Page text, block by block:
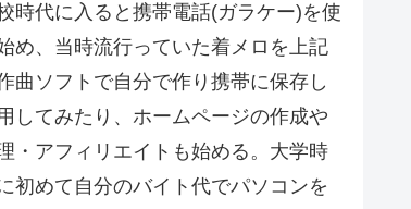
時代に入ると携帯電話(ガラケー)を使
め、当時流行っていた着メロを上記
曲ソフトで自分で作り携帯に保存し
してみたり、ホームページの作成や
・アフィリエイトも始める。大学時
初めて自分のバイト代でパソコンを